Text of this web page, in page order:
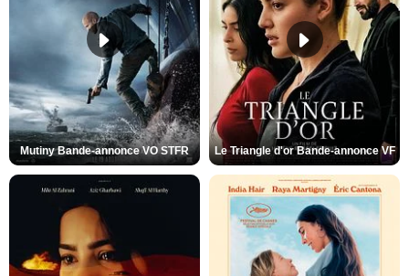
Mutiny Bande-annonce VO STFR Le Triangle d'or Bande-annonce VF